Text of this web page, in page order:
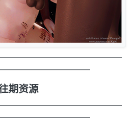
期资源